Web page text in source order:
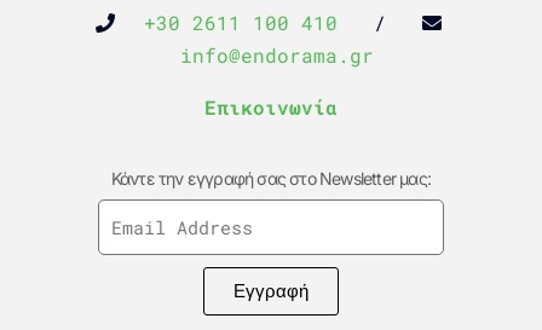
+30 2611 100 410 /
info@endorama.gr
Επικοινωνία
Κάντε την εγγραφή σας στο Newsletter μας:
Εγγραφή